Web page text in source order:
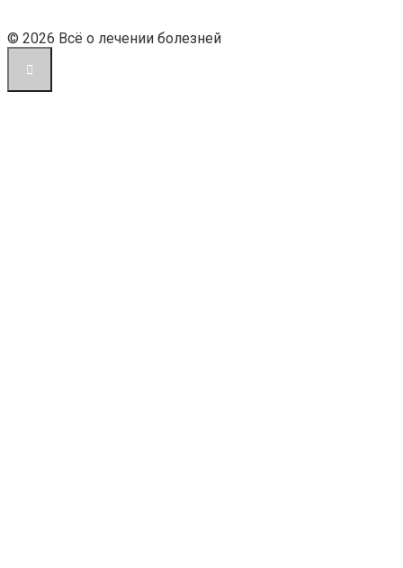
© 2026 Всё о лечении болезней